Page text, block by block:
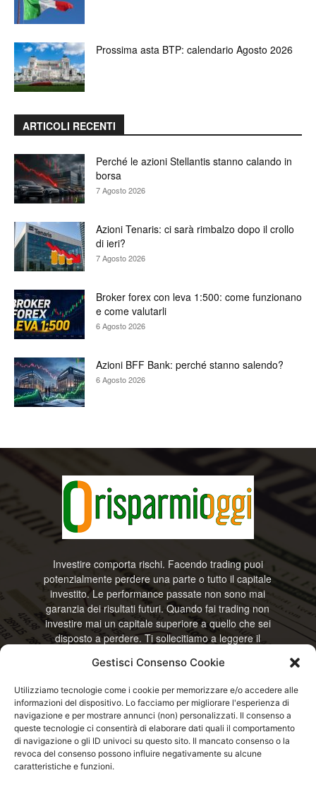
Gestisci Consenso Cookie
Utilizziamo tecnologie come i cookie per memorizzare e/o accedere alle
informazioni del dispositivo. Lo facciamo per migliorare l'esperienza di
navigazione e per mostrare annunci (non) personalizzati. Il consenso a
queste tecnologie ci consentirà di elaborare dati quali il comportamento
di navigazione o gli ID univoci su questo sito. Il mancato consenso o la
revoca del consenso possono influire negativamente su alcune
caratteristiche e funzioni.
Prossima asta BTP: calendario Agosto 2026
ARTICOLI RECENTI
Perché le azioni Stellantis stanno calando in
borsa
7 Agosto 2026
Azioni Tenaris: ci sarà rimbalzo dopo il crollo
di ieri?
7 Agosto 2026
Broker forex con leva 1:500: come funzionano
e come valutarli
6 Agosto 2026
Azioni BFF Bank: perché stanno salendo?
6 Agosto 2026
Investire comporta rischi. Facendo trading puoi
potenzialmente perdere una parte o tutto il capitale
investito. Le performance passate non sono mai
garanzia dei risultati futuri. Quando fai trading non
investire mai un capitale superiore a quello che sei
disposto a perdere. Ti sollecitiamo a leggere il
RisparmiOggi non offre alcun genere di consulenza
informazioni riportate. Continuando ad accedere o
a usare questo sito o ogni servizio disponibile
questo sito, dichiari di accettare termini e condizioni
previste. © RisparmiOggi
Contattaci: